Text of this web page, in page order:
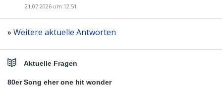
21.07.2026 um 12:51
» Weitere aktuelle Antworten
Aktuelle Fragen
80er Song eher one hit wonder